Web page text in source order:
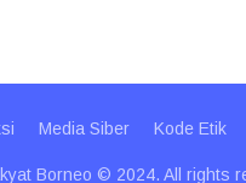
Media Siber Kode Etik
Borneo © 2024. All rights